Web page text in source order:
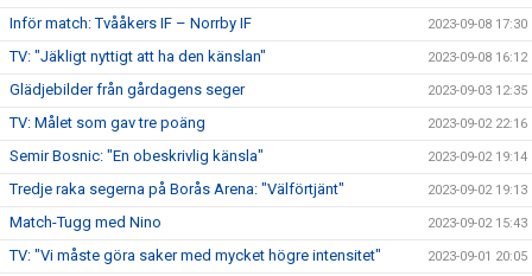
Inför match: Tvååkers IF – Norrby IF 2023-09-08 17:30
TV: "Jäkligt nyttigt att ha den känslan" 2023-09-08 16:12
Glädjebilder från gårdagens seger 2023-09-03 12:35
TV: Målet som gav tre poäng 2023-09-02 22:16
Semir Bosnic: "En obeskrivlig känsla" 2023-09-02 19:14
Tredje raka segerna på Borås Arena: "Välförtjänt" 2023-09-02 19:13
Match-Tugg med Nino 2023-09-02 15:43
TV: "Vi måste göra saker med mycket högre intensitet" 2023-09-01 20:05